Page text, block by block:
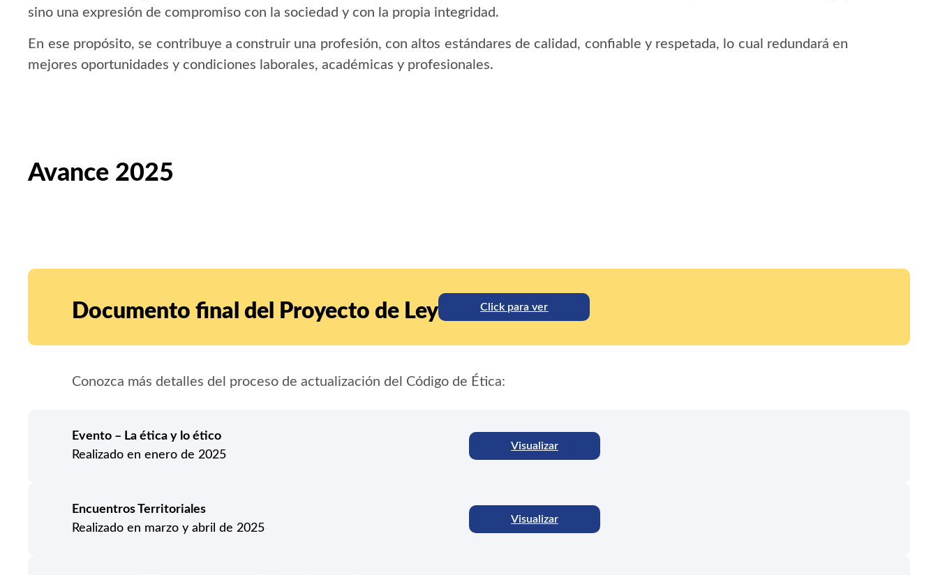
sino una expresión de compromiso con la sociedad y con la propia integridad.
En ese propósito, se contribuye a construir una profesión, con altos estándares de calidad, confiable y respetada, lo cual redundará en
mejores oportunidades y condiciones laborales, académicas y profesionales.
Avance 2025
Documento final del Proyecto de Ley Click para ver
Conozca más detalles del proceso de actualización del Código de Ética:
Evento – La ética y lo ético
Realizado en enero de 2025
Visualizar
Encuentros Territoriales
Realizado en marzo y abril de 2025
Visualizar